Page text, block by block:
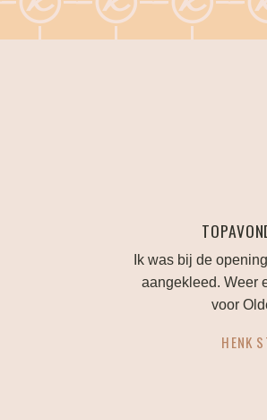
PERFECTE
Alles is mogelijk als
vieren. Ze denken
ANOUK